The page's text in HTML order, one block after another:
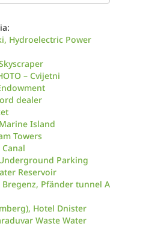
Hydroelectric Power
– Cvijetni
dealer
Island
Towers
Parking
Reservoir
Pfänder tunnel A
Hotel Dnister
Waste Water